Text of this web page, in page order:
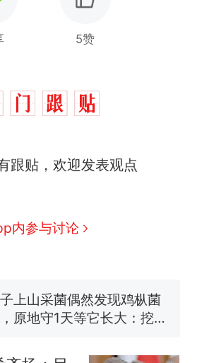
5赞
跟贴，欢迎发表观点
内参与讨论
师一句“跟我回家”改写了
厨“全国小炒肉大王”称
多朵
渔民钓获鲨鱼徒手将其拽
海 目击者直呼震惊 （视频